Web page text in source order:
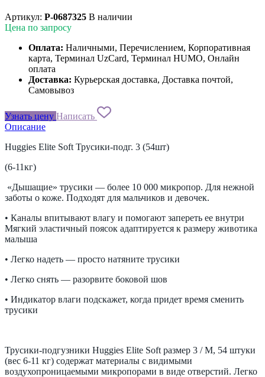
Артикул: P-0687325 В наличии
Цена по запросу
Оплата: Наличными, Перечислением, Корпоративная
карта, Терминал UzCard, Терминал HUMO, Онлайн
оплата
Доставка: Курьерская доставка, Доставка почтой,
Самовывоз
Узнать цену Написать
Описание
Huggies Elite Soft Трусики-подг. 3 (54шт)
(6-11кг)
«Дышащие» трусики — более 10 000 микропор. Для нежной
заботы о коже. Подходят для мальчиков и девочек.
• Каналы впитывают влагу и помогают запереть ее внутри
Мягкий эластичный поясок адаптируется к размеру животика
малыша
• Легко надеть — просто натяните трусики
• Легко снять — разорвите боковой шов
• Индикатор влаги подскажет, когда придет время сменить
трусики
Трусики-подгузники Huggies Elite Soft размер 3 / M, 54 штуки
(вес 6-11 кг) содержат материалы с видимыми
воздухопроницаемыми микропорами в виде отверстий. Легко